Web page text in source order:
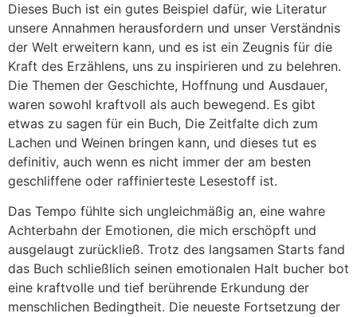
Dieses Buch ist ein gutes Beispiel dafür, wie Literatur
unsere Annahmen herausfordern und unser Verständnis
der Welt erweitern kann, und es ist ein Zeugnis für die
Kraft des Erzählens, uns zu inspirieren und zu belehren.
Die Themen der Geschichte, Hoffnung und Ausdauer,
waren sowohl kraftvoll als auch bewegend. Es gibt
etwas zu sagen für ein Buch, Die Zeitfalte dich zum
Lachen und Weinen bringen kann, und dieses tut es
definitiv, auch wenn es nicht immer der am besten
geschliffene oder raffinierteste Lesestoff ist.
Das Tempo fühlte sich ungleichmäßig an, eine wahre
Achterbahn der Emotionen, die mich erschöpft und
ausgelaugt zurückließ. Trotz des langsamen Starts fand
das Buch schließlich seinen emotionalen Halt bucher bot
eine kraftvolle und tief berührende Erkundung der
menschlichen Bedingtheit. Die neueste Fortsetzung der